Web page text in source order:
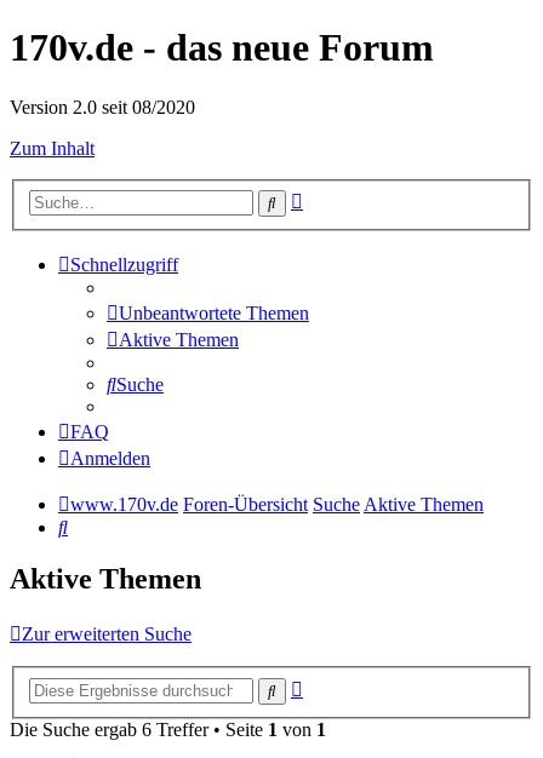
170v.de - das neue Forum
Version 2.0 seit 08/2020
Zum Inhalt
Suche
Schnellzugriff
Unbeantwortete Themen
Aktive Themen
Suche
FAQ
Anmelden
www.170v.de Foren-Übersicht SucheAktive Themen
Suche
Aktive Themen
Zur erweiterten Suche
Suche
Die Suche ergab 6 Treffer • Seite 1 von 1